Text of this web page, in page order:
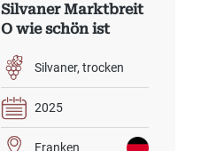
Silvaner Marktbreit
O wie schön ist
Silvaner trocken
2025
Franken